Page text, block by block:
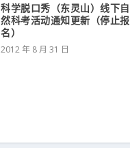
科学脱口秀（东灵山）线下自
然科考活动通知更新（停止报
名）
2012 年 8 月 31 日